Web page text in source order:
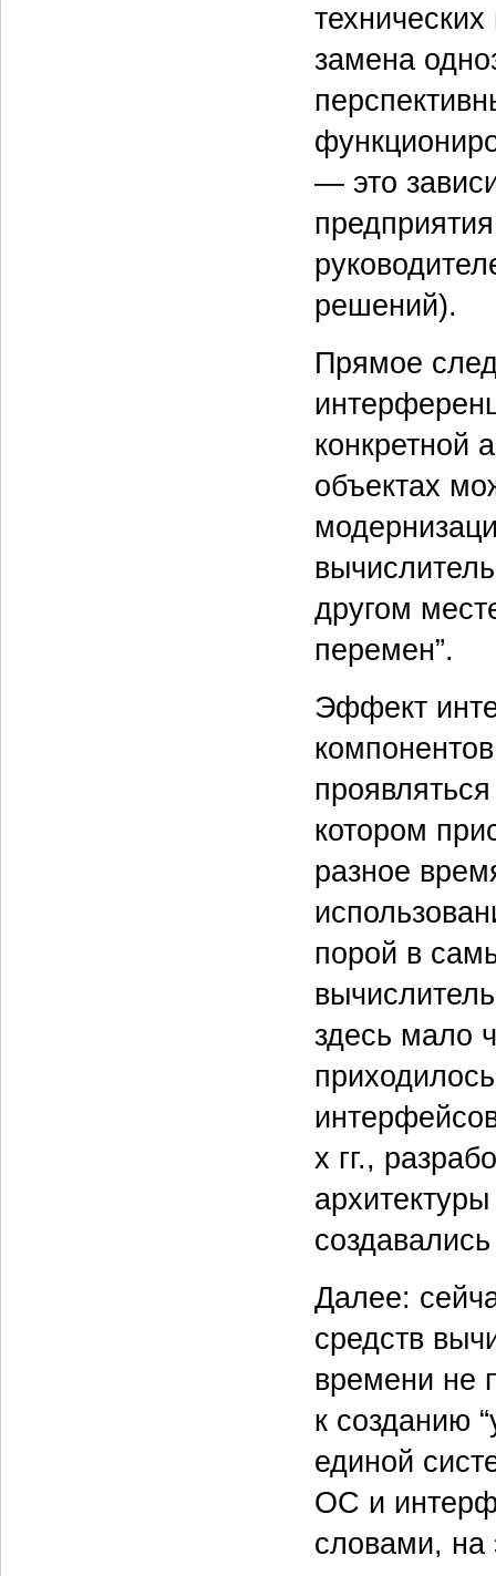
замена
— это
решений).
Прямое
конкретной
объектах
другом
перемен”.
Эффект
котором
разное
порой в
здесь мало
х гг.,
Далее:
средств
времени не
к созданию
единой
ОС и
словами, на